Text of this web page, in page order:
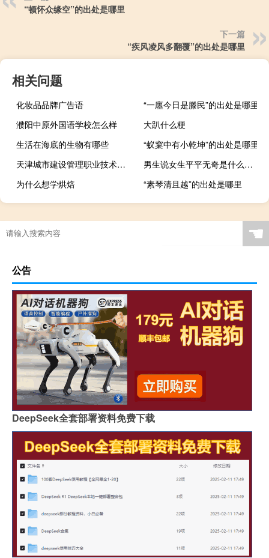
“顿怀众缘空”的出处是哪里
下一篇
“疾风凌风多翻覆”的出处是哪里
相关问题
化妆品品牌广告语
“一廛今日是滕民”的出处是哪里
濮阳中原外国语学校怎么样
大趴什么梗
生活在海底的生物有哪些
“蚁窠中有小乾坤”的出处是哪里
天津城市建设管理职业技术学院是111计划学校吗
男生说女生平平无奇是什么意思什么梗
为什么想学烘焙
“素琴清且越”的出处是哪里
☚
公告
DeepSeek全套部署资料免费下载